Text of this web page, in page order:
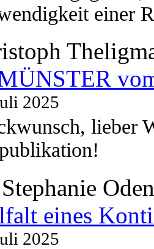
einer
2025
lieber
eines
2025